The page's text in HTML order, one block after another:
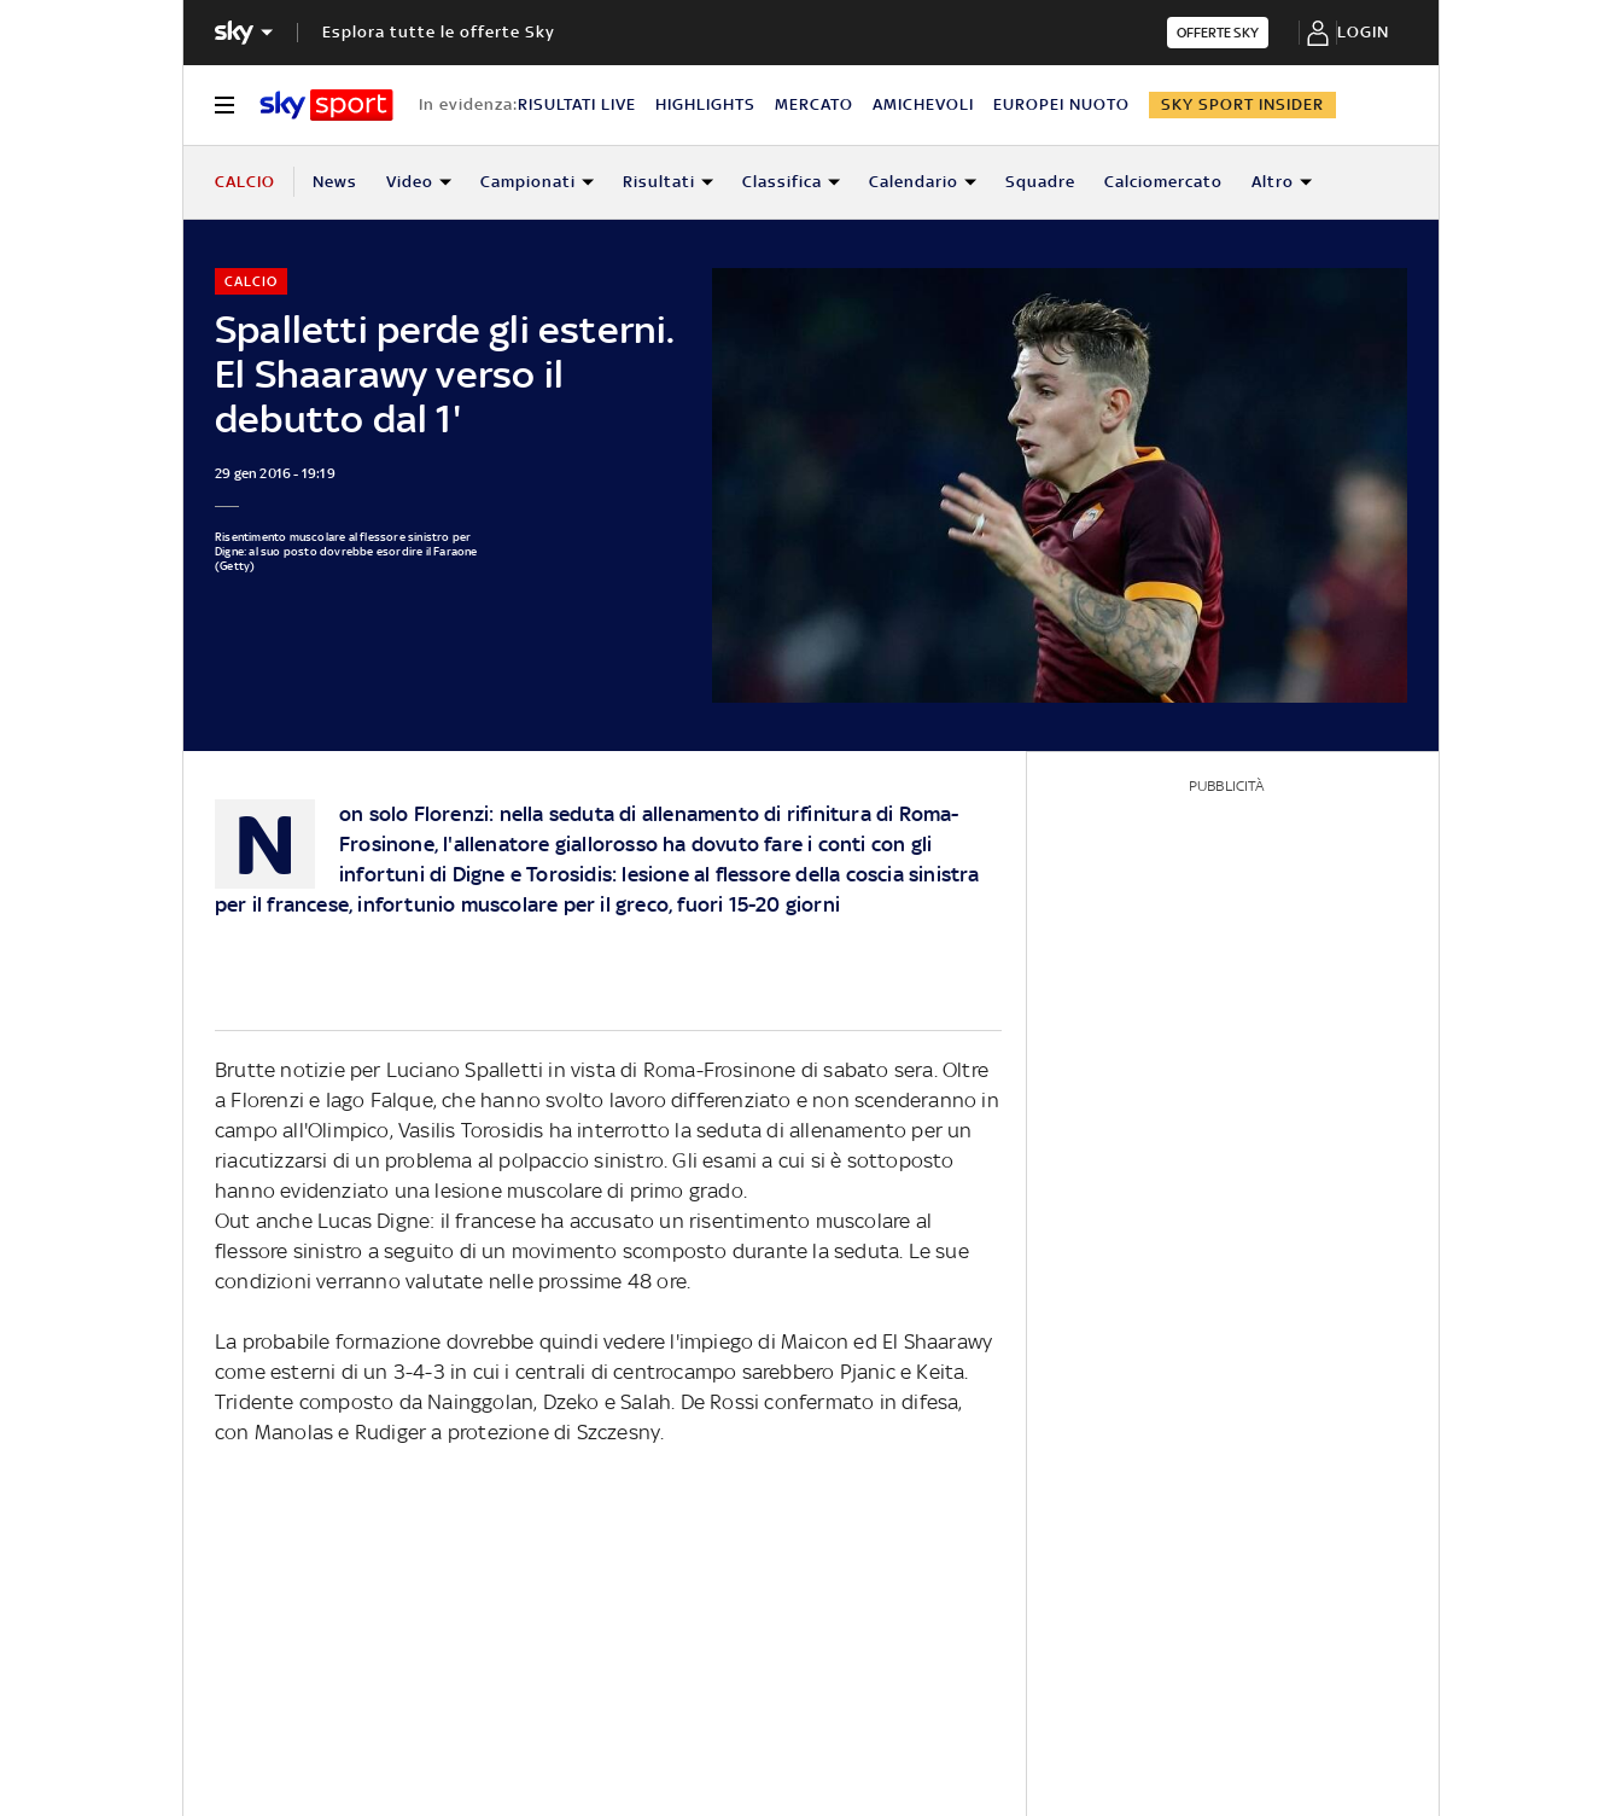
Esplora tutte le offerte Sky OFFERTE SKY LOGIN
In evidenza:RISULTATI LIVE HIGHLIGHTS MERCATO AMICHEVOLI EUROPEI NUOTO SKY SPORT INSIDER
CALCIO News Video Campionati Risultati Classifica Calendario Squadre Calciomercato Altro
Spalletti perde gli esterni.
El Shaarawy verso il
debutto dal 1'
CALCIO
29 gen 2016 - 19:19
Risentimento muscolare al flessore sinistro per
Digne: al suo posto dovrebbe esordire il Faraone
(Getty)
N
on solo Florenzi: nella seduta di allenamento di rifinitura di Roma-
Frosinone, l'allenatore giallorosso ha dovuto fare i conti con gli
infortuni di Digne e Torosidis: lesione al flessore della coscia sinistra
per il francese, infortunio muscolare per il greco, fuori 15-20 giorni
Brutte notizie per Luciano Spalletti in vista di Roma-Frosinone di sabato sera. Oltre
a Florenzi e Iago Falque, che hanno svolto lavoro differenziato e non scenderanno in
campo all'Olimpico, Vasilis Torosidis ha interrotto la seduta di allenamento per un
riacutizzarsi di un problema al polpaccio sinistro. Gli esami a cui si è sottoposto
hanno evidenziato una lesione muscolare di primo grado.
Out anche Lucas Digne: il francese ha accusato un risentimento muscolare al
flessore sinistro a seguito di un movimento scomposto durante la seduta. Le sue
condizioni verranno valutate nelle prossime 48 ore.
La probabile formazione dovrebbe quindi vedere l'impiego di Maicon ed El Shaarawy
come esterni di un 3-4-3 in cui i centrali di centrocampo sarebbero Pjanic e Keita.
Tridente composto da Nainggolan, Dzeko e Salah. De Rossi confermato in difesa,
con Manolas e Rudiger a protezione di Szczesny.
PUBBLICITÀ